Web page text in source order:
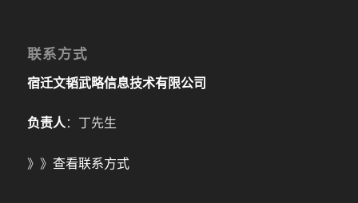
联系方式
宿迁文韬武略信息技术有限公司
负责人：丁先生
》》 查看联系方式